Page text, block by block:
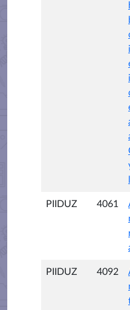
PIIDUZ 4061
PIIDUZ 4092